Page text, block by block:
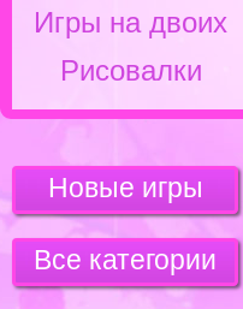
Игры на двоих
Рисовалки
Новые игры
Все категории